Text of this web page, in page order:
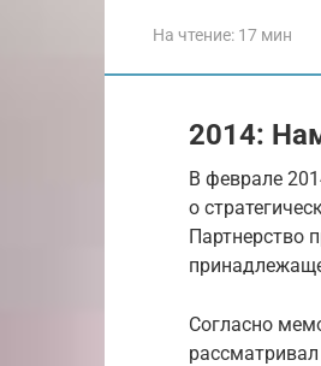
На чтение: 17 мин
2014:
В феврале
о
Партнерство
Согласно